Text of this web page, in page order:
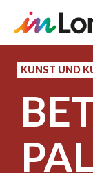
zumKUNST UND